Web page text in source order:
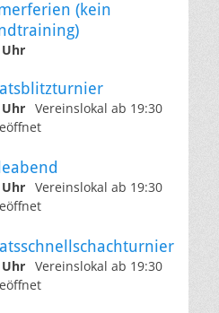
(kein
Uhr
Uhr Vereinslokal ab 19:30
Uhr Vereinslokal ab 19:30
Uhr Vereinslokal ab 19:30